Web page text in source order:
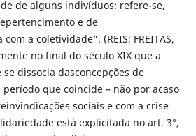
de alguns indivíduos; refere-se,
e de
a coletividade”. (REIS; FREITAS,
no final do século XIX que a
dissocia dasconcepções de
que coincide – não por acaso
sociais e com a crise
está explicitada no art. 3°,